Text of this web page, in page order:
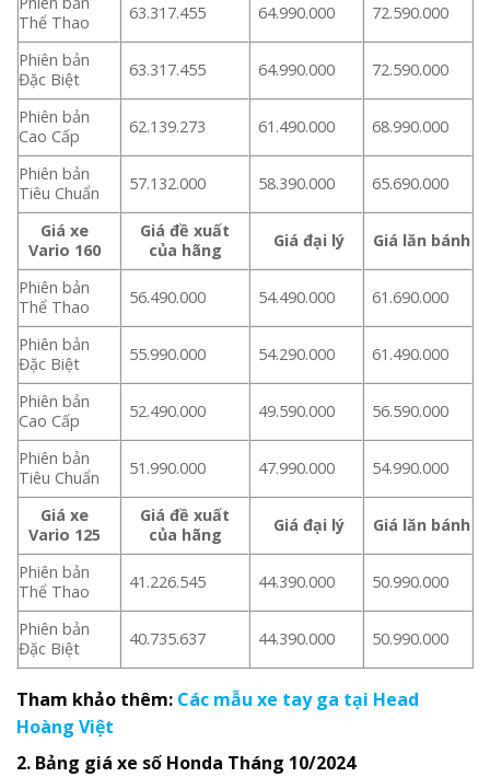
Thể Thao
63.317.455 64.990.000 72.590.000
Phiên bản
Đặc Biệt
63.317.455 64.990.000 72.590.000
Phiên bản
Cao Cấp
62.139.273 61.490.000 68.990.000
Phiên bản
Tiêu Chuẩn
57.132.000 58.390.000 65.690.000
Giá xe
Vario 160
Giá đề xuất
của hãng
Giá đại lý Giá lăn bánh
Phiên bản
Thể Thao
56.490.000 54.490.000 61.690.000
Phiên bản
Đặc Biệt
55.990.000 54.290.000 61.490.000
Phiên bản
Cao Cấp
52.490.000 49.590.000 56.590.000
Phiên bản
Tiêu Chuẩn
51.990.000 47.990.000 54.990.000
Giá xe
Vario 125
Giá đề xuất
của hãng
Giá đại lý Giá lăn bánh
Phiên bản
Thể Thao
41.226.545 44.390.000 50.990.000
Phiên bản
Đặc Biệt
40.735.637 44.390.000 50.990.000
Tham khảo thêm: Các mẫu xe tay ga tại Head
Hoàng Việt
2. Bảng giá xe số Honda Tháng 10/2024